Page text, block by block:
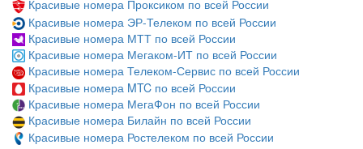
Красивые номера Проксиком по всей России
Красивые номера ЭР-Телеком по всей России
Красивые номера МТТ по всей России
Красивые номера Мегаком-ИТ по всей России
Красивые номера Телеком-Сервис по всей России
Красивые номера MTC по всей России
Красивые номера МегаФон по всей России
Красивые номера Билайн по всей России
Красивые номера Ростелеком по всей России